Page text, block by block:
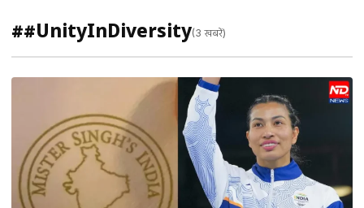
##UnityInDiversity(3 खबरें)